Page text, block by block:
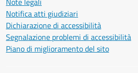
Notifica atti giudiziari
Dichiarazione di accessibilità
Segnalazione problemi di accessibilità
Piano di miglioramento del sito